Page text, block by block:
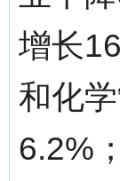
增长
和化
6.2%